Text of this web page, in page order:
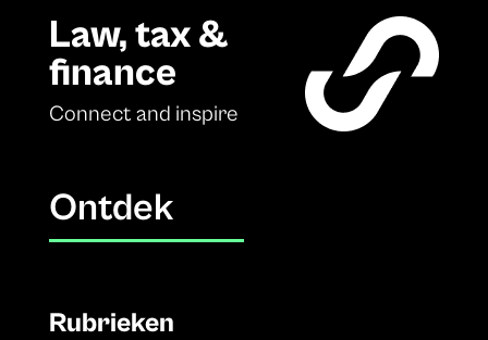
Law, tax &
finance
Connect and inspire
Ontdek
Rubrieken